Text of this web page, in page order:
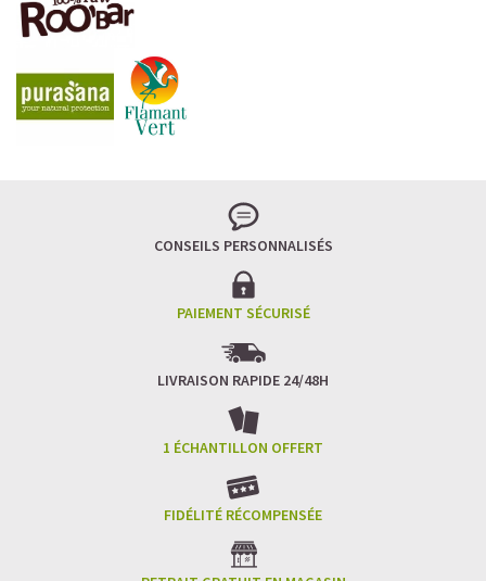
LE PLAISIR D’UN DESSERT GLACÉ, SANS LE SUCRE EN
TROP
Imaginez un caramel fondant qui se mêle à un café
frappé crémeux, sans sucre raffiné et boosté en
réconcilie dessert glacé et nutrition.
fringale. Pour les gourmands qui veulent se faire plaisir
sans sacrifier leurs objectifs.
Café frappé au Caramel Protéiné
CONSEILS PERSONNALISÉS
PAIEMENT SÉCURISÉ
LIVRAISON RAPIDE 24/48H
1 ÉCHANTILLON OFFERT
FIDÉLITÉ RÉCOMPENSÉE